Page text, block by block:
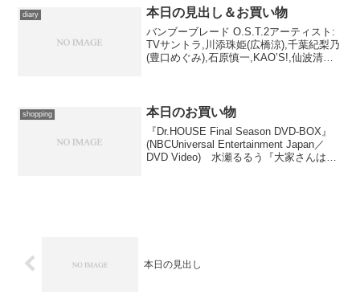
す...
diary 本日の見出し＆お買い物
バンブーブレード O.S.T.2アーティスト:
TVサントラ,川添珠姫(広橋涼),千葉紀梨乃
(豊口めぐみ),石原慎一,KAO’S!,仙波清彦,
shopping 本日のお買い物
『Dr.HOUSE Final Season DVD-BOX』
(NBCUniversal Entertainment Japan／
DVD Video) 水瀬るるう『大家さんは思
本日の見出し